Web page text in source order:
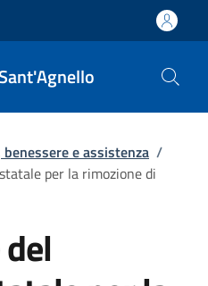
benessere e assistenza /
per la rimozione di